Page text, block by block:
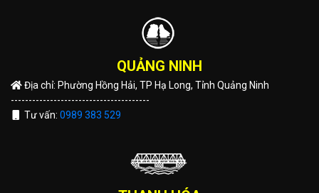
QUẢNG NINH
Địa chỉ: Phường Hồng Hải, TP Hạ Long, Tỉnh Quảng Ninh
---------------------------------------
Tư vấn: 0989 383 529